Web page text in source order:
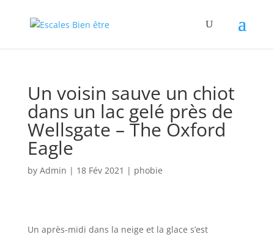
Un voisin sauve un chiot
dans un lac gelé près de
Wellsgate – The Oxford
Eagle
by Admin | 18 Fév 2021 | phobie
Un après-midi dans la neige et la glace s’est